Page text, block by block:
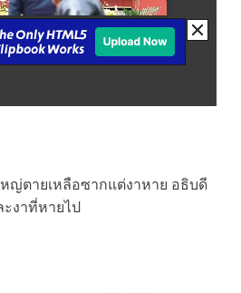
ญ่ตายเหลือซากแต่งาหาย อธิบดี
งาที่หายไป